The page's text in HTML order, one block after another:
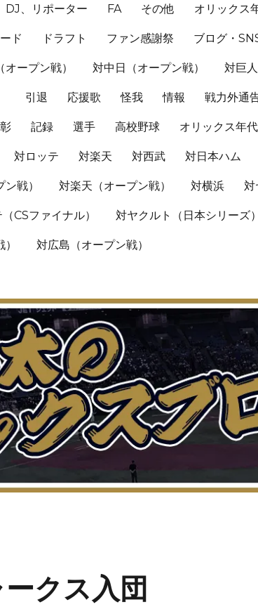
DJ、リポーター FA その他 オリックス
ド ドラフト ファン感謝祭 ブログ・
ープン戦） 対中日（オープン戦） 対巨
引退 応援歌 怪我 情報 戦力外通
記録 選手 高校野球 オリックス年
対ロッテ 対楽天 対西武 対日本ハム
戦） 対楽天（オープン戦） 対横浜 対
CSファイナル） 対ヤクルト（日本シリーズ）
対広島（オープン戦）
クス入団